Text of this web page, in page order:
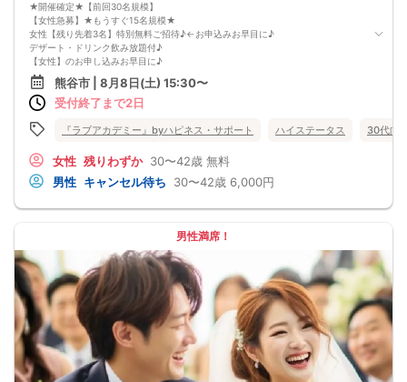
・ご本人様確認書類（運転免許証・保険証など生年月日の記載がある公的な証明
書）を忘れずご持参ください。
※その他、各イベントの内容・注意事項の記載をご確認ください。
※クレジットカードなどはご本人様確認書類になりませんのでご注意ください。
・お飲み物
※アルコール飲料はお控えください。
-------------------------------------------------------
婚活パーティー 街コン お見合いパーティー
-------------------------------------------------------
★開催確定★【前回30名規模】
【女性急募】★もうすぐ15名規模★
女性【残り先着3名】特別無料ご招待♪←お申込みお早目に♪
デザート・ドリンク飲み放題付♪
【女性】のお申し込みお早目に♪
《女性の声を反映されたカフェ店での出会い》
★お一人の方もご参加大歓迎★
★ハイステータスや公務員の方も大歓迎★
2026年8月8日(土曜)
独身男性・独身女性
男性：３０歳～４２歳の方
女性：３０歳～４２歳の方
【ドレスコード】
３２名まで（最少開催2：2）
【飲食内容】
食事：スイーツ
飲物：ドリンク飲み放題（ソフトドリンク）
【開催地】
レストラン・パッソ
住所：埼玉県熊谷市拾六間111-1（さくらめいと内）
【無料駐車場】
200台有＋臨時200台
【参加費】
熊谷市 | 8月8日(土) 15:30〜
受付終了まで2日
『ラブアカデミー』byハピネス・サポート ハイステータス 30代向
女性 残りわずか 30〜42歳 無料
男性 キャンセル待ち 30〜42歳 6,000円
男性満席！